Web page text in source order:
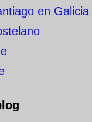
en Galicia